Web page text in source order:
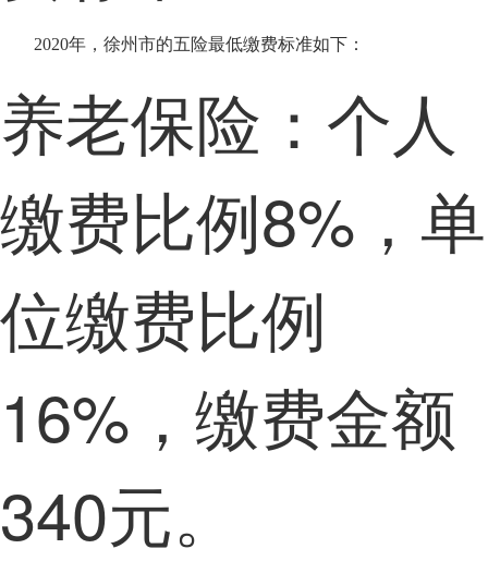
2020年，徐州市的五险最低缴费标准如下：
养老保险：个人
缴费比例8%，单
位缴费比例
16%，缴费金额
340元。